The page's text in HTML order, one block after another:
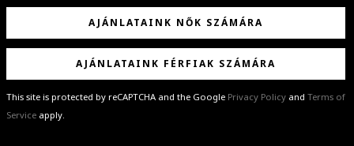
AJÁNLATAINK NŐK SZÁMÁRA
AJÁNLATAINK FÉRFIAK SZÁMÁRA
This site is protected by reCAPTCHA and the Google Privacy Policy and Terms of
Service apply.